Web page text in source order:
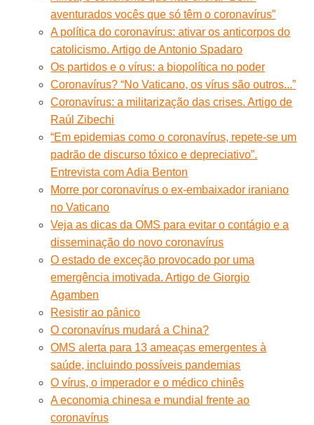
aventurados vocês que só têm o coronavírus”
A política do coronavírus: ativar os anticorpos do
catolicismo. Artigo de Antonio Spadaro
Os partidos e o vírus: a biopolítica no poder
Coronavírus? “No Vaticano, os vírus são outros...”
Coronavírus: a militarização das crises. Artigo de
Raúl Zibechi
“Em epidemias como o coronavírus, repete-se um
padrão de discurso tóxico e depreciativo”.
Entrevista com Adia Benton
Morre por coronavírus o ex-embaixador iraniano
no Vaticano
Veja as dicas da OMS para evitar o contágio e a
disseminação do novo coronavírus
O estado de exceção provocado por uma
emergência imotivada. Artigo de Giorgio
Agamben
Resistir ao pânico
O coronavírus mudará a China?
OMS alerta para 13 ameaças emergentes à
saúde, incluindo possíveis pandemias
O vírus, o imperador e o médico chinês
A economia chinesa e mundial frente ao
coronavírus